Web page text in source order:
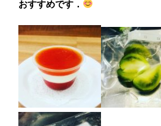
おすすめです．